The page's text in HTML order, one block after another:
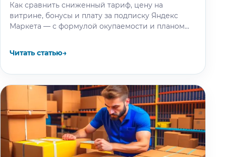
Как сравнить сниженный тариф, цену на
витрине, бонусы и плату за подписку Яндекс
Маркета — с формулой окупаемости и планом
Читать статью→